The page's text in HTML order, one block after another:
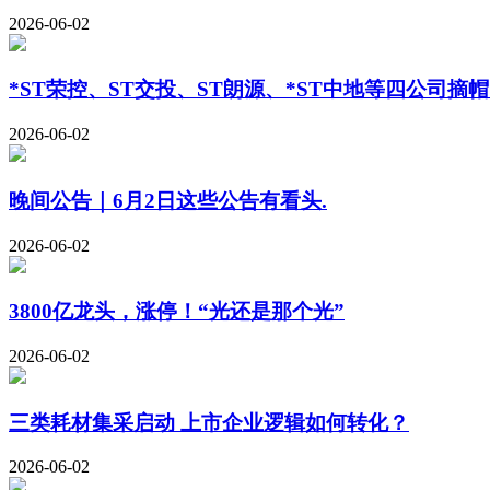
2026-06-02
*ST荣控、ST交投、ST朗源、*ST中地等四公司摘
2026-06-02
晚间公告｜6月2日这些公告有看头.
2026-06-02
3800亿龙头，涨停！“光还是那个光”
2026-06-02
三类耗材集采启动 上市企业逻辑如何转化？
2026-06-02